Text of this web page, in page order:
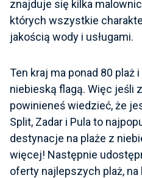
znajduje się kilka
których wszystkie
jakością wody i usługami.
Ten kraj ma ponad 80 plaż
niebieską flagą. Więc jeśli
powinieneś wiedzieć, że
Split, Zadar i Pula to
destynacje na plaże z
więcej! Następnie
oferty najlepszych plaż,